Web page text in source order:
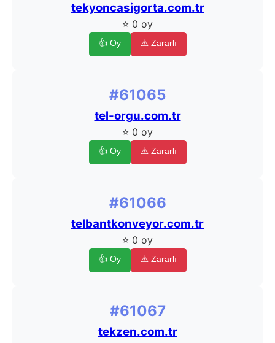
tekyoncasigorta.com.tr
⭐ 0 oy
👍 Oy ⚠️ Zararlı
#61065
tel-orgu.com.tr
⭐ 0 oy
👍 Oy ⚠️ Zararlı
#61066
telbantkonveyor.com.tr
⭐ 0 oy
👍 Oy ⚠️ Zararlı
#61067
tekzen.com.tr